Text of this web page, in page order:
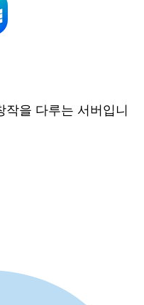
을 다루는 서버입니